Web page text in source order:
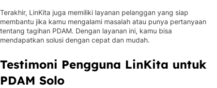
Terakhir, LinKita juga memiliki layanan pelanggan yang siap
membantu jika kamu mengalami masalah atau punya pertanyaan
tentang tagihan PDAM. Dengan layanan ini, kamu bisa
mendapatkan solusi dengan cepat dan mudah.
Testimoni Pengguna LinKita untuk
PDAM Solo